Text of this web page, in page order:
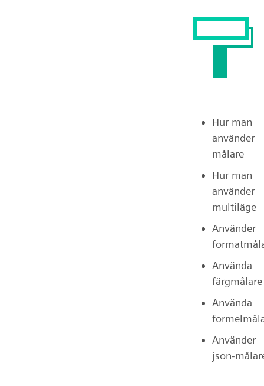
Hur man
använder
målare
Hur man
använder
multiläge
Använder
Använda
färgmålare
Använda
Använder
json-